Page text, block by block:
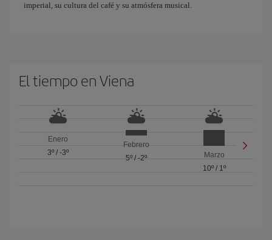
imperial, su cultura del café y su atmósfera musical.
El tiempo en Viena
Enero
3º/ -3º
Febrero
5º/ -2º
Marzo
10º/ 1º